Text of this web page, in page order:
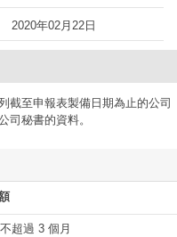
2020年02月22日
截至申報表製備日期為止的公司
司秘書的資料。
超過 3 個月